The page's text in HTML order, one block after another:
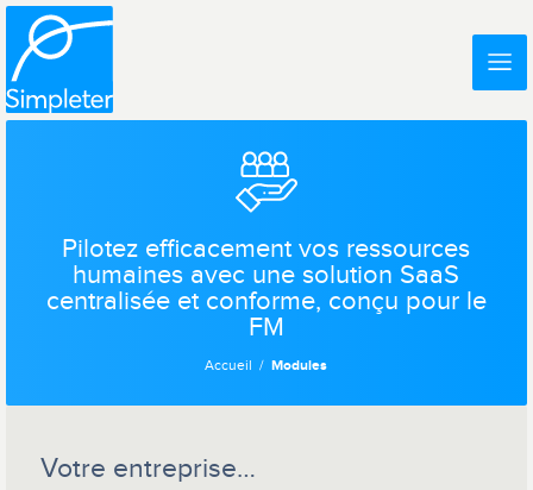
Pilotez efficacement vos ressources
humaines avec une solution SaaS
centralisée et conforme, conçu pour le
FM
Accueil Modules
Votre entreprise…